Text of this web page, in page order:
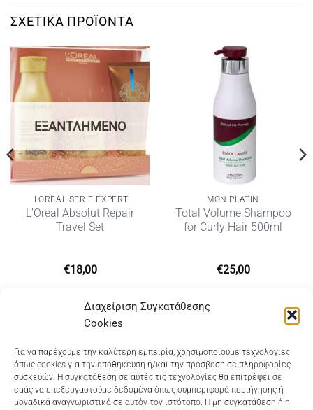
Διαχείριση Συγκατάθεσης
Cookies
Για να παρέχουμε την καλύτερη εμπειρία, χρησιμοποιούμε τεχνολογίες
όπως cookies για την αποθήκευση ή/και την πρόσβαση σε πληροφορίες
συσκευών. Η συγκατάθεση σε αυτές τις τεχνολογίες θα επιτρέψει σε
εμάς να επεξεργαστούμε δεδομένα όπως συμπεριφορά περιήγησης ή
μοναδικά αναγνωριστικά σε αυτόν τον ιστότοπο. Η μη συγκατάθεση ή η
ΣΧΕΤΙΚΆ ΠΡΟΪΌΝΤΑ
ΕΞΑΝΤΛΗΜΈΝΟ
LOREAL SERIE EXPERT
L’Oreal Absolut Repair
Travel Set
€18,00
MON PLATIN
Total Volume Shampoo
for Curly Hair 500ml
€25,00
Dioni Hair Care, Ζυμβρακάκηδων 33, τηλ 28210
91906
Dioni Hair Spa, Κ. Σφακιανάκη 5, τηλ 28210 94712